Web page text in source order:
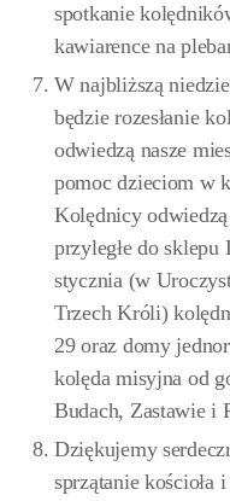
spotkanie
kawiarence na
W najbliższą
będzie rozesłanie
odwiedzą nasze
pomoc dzieciom w
Kolędnicy
przyległe do sklepu
stycznia (w
Trzech Króli)
29 oraz domy
kolęda misyjna od
Budach, Zastawie i
Dziękujemy
sprzątanie kościoła